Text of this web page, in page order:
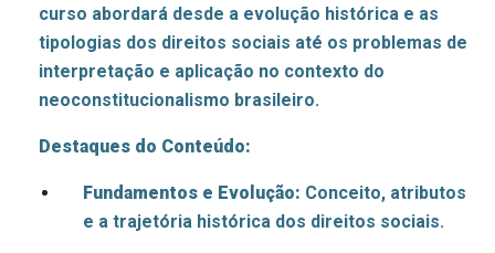
curso abordará desde a evolução histórica e as
tipologias dos direitos sociais até os problemas de
interpretação e aplicação no contexto do
neoconstitucionalismo brasileiro.
Destaques do Conteúdo:
Fundamentos e Evolução: Conceito, atributos
e a trajetória histórica dos direitos sociais.